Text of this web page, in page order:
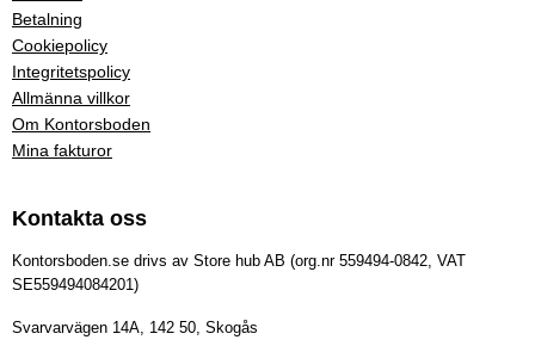
Betalning
Cookiepolicy
Integritetspolicy
Allmänna villkor
Om Kontorsboden
Mina fakturor
Kontakta oss
Kontorsboden.se drivs av Store hub AB (org.nr 559494-0842, VAT
SE559494084201)
Svarvarvägen 14A, 142 50, Skogås